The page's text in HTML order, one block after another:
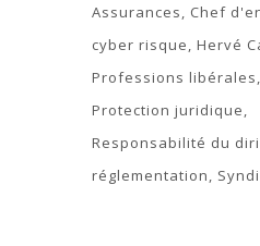
Assurances
Chef
cyber risque Hervé
Professions libérales
Protection juridique
Responsabilité du
réglementation